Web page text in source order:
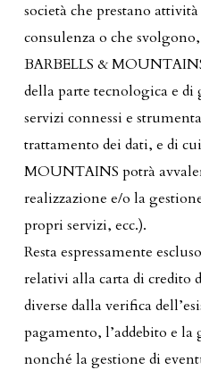
società che prestano attività
consulenza o che
BARBELLS &
della parte tecnologica e di
servizi connessi e
trattamento dei dati, e di
MOUNTAINS potrà
realizzazione e/o la
propri servizi, ecc.).
Resta espressamente
relativi alla carta di credito
diverse dalla verifica
pagamento, l’addebito e
nonché la gestione di